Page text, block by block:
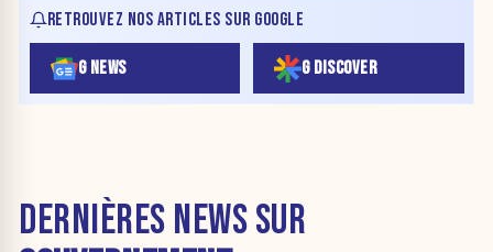
RETROUVEZ NOS ARTICLES SUR GOOGLE
G NEWS G DISCOVER
DERNIÈRES NEWS SUR